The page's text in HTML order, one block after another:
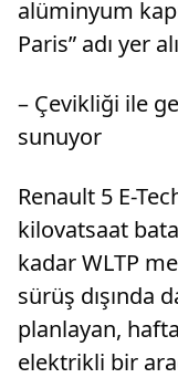
alüminyum
Paris” adı yer
– Çevikliği ile
sunuyor
Renault 5 E-
kilovatsaat
kadar WLTP
sürüş dışında
planlayan,
elektrikli bir